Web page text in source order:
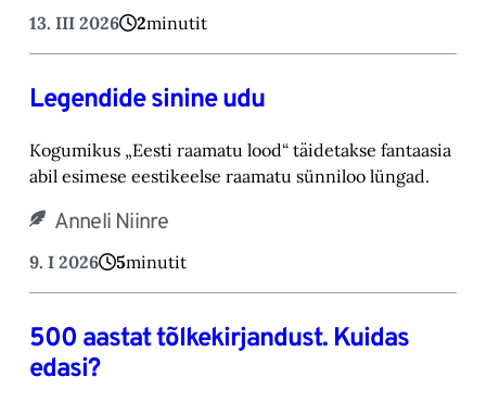
13. III 2026 2minutit
Legendide sinine udu
Kogumikus „Eesti raamatu lood“ täidetakse fantaasia
abil esimese eestikeelse raamatu sünniloo lüngad.
Anneli Niinre
9. I 2026 5minutit
500 aastat tõlkekirjandust. Kuidas
edasi?